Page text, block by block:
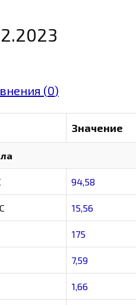
(0)
Значение
94,58
15,56
175
7,59
1,66